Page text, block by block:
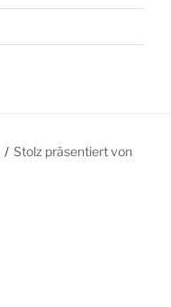
Stolz präsentiert von